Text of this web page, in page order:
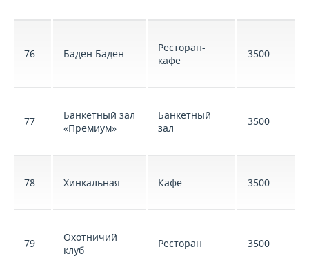
76 Баден Баден
Ресторан-
кафе
3500
77
Банкетный зал
«Премиум»
Банкетный
зал
3500
78 Хинкальная Кафе 3500
79
Охотничий
клуб
Ресторан 3500